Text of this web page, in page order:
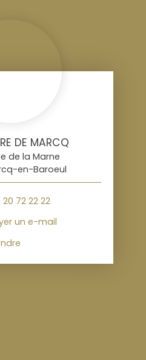
DE MARCQ
de la Marne
en-Baroeul
20 72 22 22
un e-mail